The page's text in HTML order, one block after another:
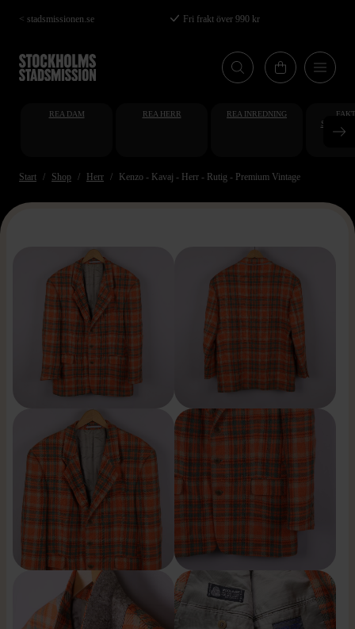
Hoppa
till
huvudinnehåll
< stadsmissionen.se Fri frakt över 990 kr
REA DAM REA HERR REA INREDNING
Start Shop Herr Kenzo - Kavaj - Herr - Rutig - Premium Vintage